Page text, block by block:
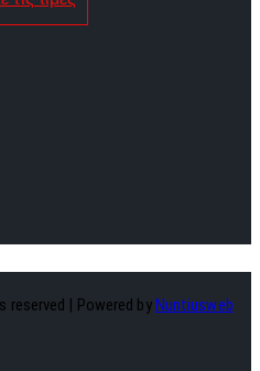
reserved | Powered byNuntiusweb